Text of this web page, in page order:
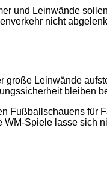
und Leinwände
nicht
Leinwände
bleiben
Fußballschauens
Spiele lasse
2